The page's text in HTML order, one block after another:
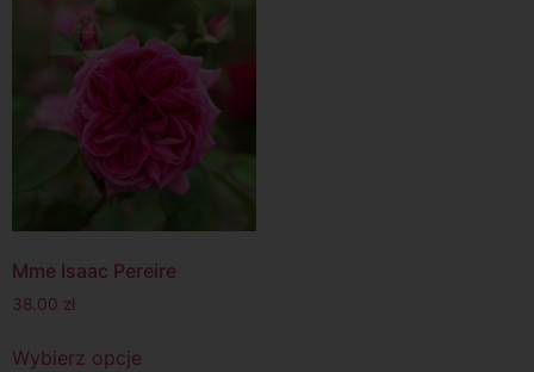
Mme Isaac Pereire
38.00 zł
Wybierz opcje